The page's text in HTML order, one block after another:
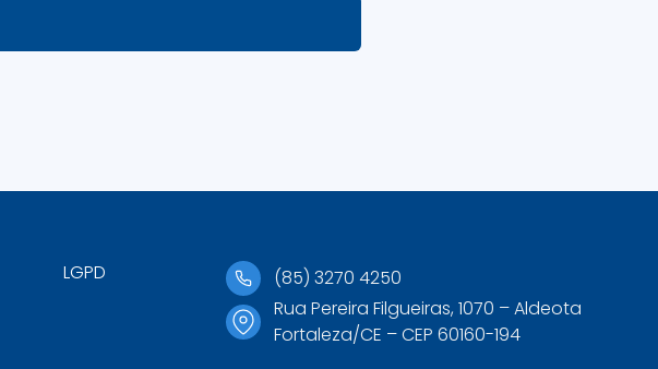
LGPD
(85) 3270 4250
Rua Pereira Filgueiras, 1070 – Aldeota
Fortaleza/CE – CEP 60160-194